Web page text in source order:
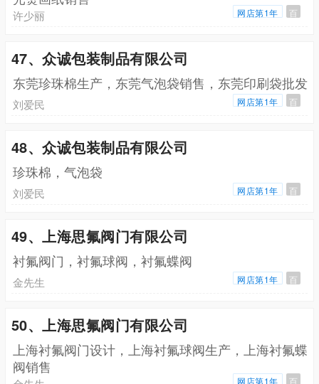
许少丽 网店第1年 百
47、众诚包装制品有限公司
东莞珍珠棉生产，东莞气泡袋销售，东莞印刷袋批发
刘爱民 网店第1年 百
48、众诚包装制品有限公司
珍珠棉，气泡袋
刘爱民 网店第1年 百
49、上海思氟阀门有限公司
衬氟阀门，衬氟球阀，衬氟蝶阀
金先生 网店第1年 百
50、上海思氟阀门有限公司
上海衬氟阀门设计，上海衬氟球阀生产，上海衬氟蝶
阀销售
网店第1年 百